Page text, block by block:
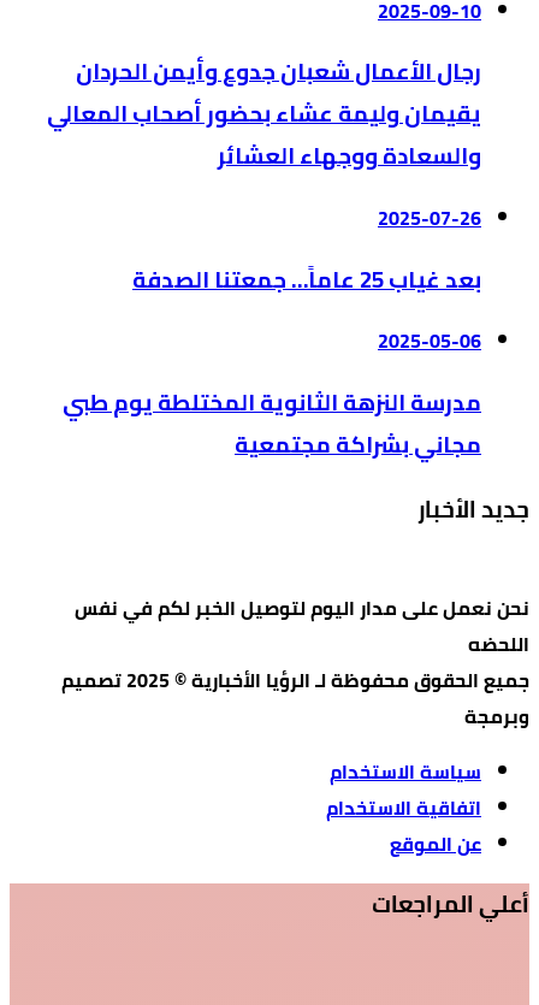
2025-09-10
رجال الأعمال شعبان جدوع وأيمن الحردان
يقيمان وليمة عشاء بحضور أصحاب المعالي
والسعادة ووجهاء العشائر
2025-07-26
بعد غياب 25 عاماً… جمعتنا الصدفة
2025-05-06
مدرسة النزهة الثانوية المختلطة يوم طبي
مجاني بشراكة مجتمعية
جديد الأخبار
نحن نعمل على مدار اليوم لتوصيل الخبر لكم في نفس
اللحضه
جميع الحقوق محفوظة لـ الرؤيا الأخبارية © 2025 تصميم
وبرمجة
سياسة الاستخدام
اتفاقية الاستخدام
عن الموقع
أعلي المراجعات